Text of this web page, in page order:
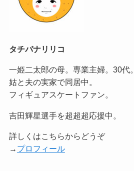
タチバナリリコ
一姫二太郎の母。専業主婦。30代。
姑と夫の実家で同居中。
フィギュアスケートファン。
吉田輝星選手を超超超応援中。
詳しくはこちらからどうぞ
→ プロフィール